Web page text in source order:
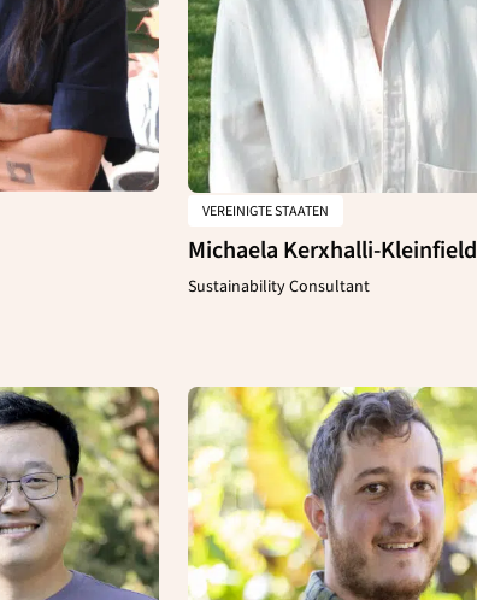
VEREINIGTE STAATEN
Michaela Kerxhalli-Kleinfield
Sustainability Consultant